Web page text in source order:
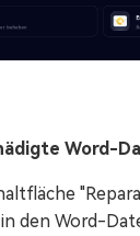
Word-
den Word-